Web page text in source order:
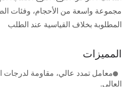
مجموعة واسعة من الأحجام، وفئات
المطلوبة بخلاف القياسية عند الطلب
المميزات
معامل تمدد عالي، مقاومة لدرجات
العالي.